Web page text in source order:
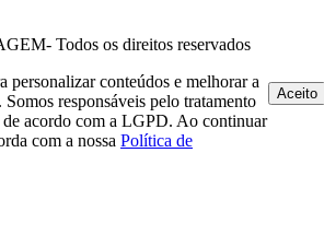
Todos os direitos reservados
personalizar conteúdos e melhorar a
responsáveis pelo tratamento
de acordo com a LGPD. Ao continuar
com a nossa Política de
Aceito